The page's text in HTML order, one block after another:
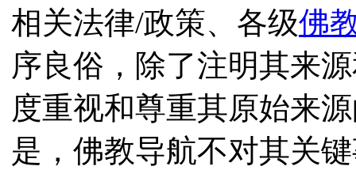
相关法律/政策、各级佛
序良俗，除了注明其来
度重视和尊重其原始来
是，佛教导航不对其关